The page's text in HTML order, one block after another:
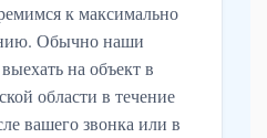
к максимально
Обычно наши
на объект в
области в течение
вашего звонка или в